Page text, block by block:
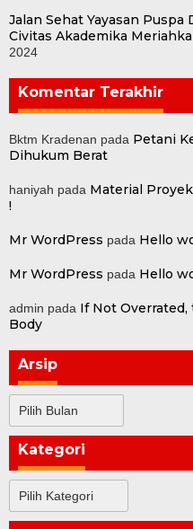
Jalan Sehat Yayasan
Civitas Akademika
2024
Komentar Terakhir
Bktm Kradenan pada Petani
Dihukum Berat
haniyah pada Material
!
Mr WordPress pada Hello
Mr WordPress pada Hello
admin pada If Not Overrated,
Body
Arsip
Kategori